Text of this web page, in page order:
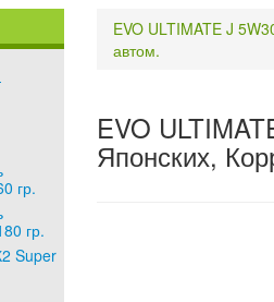
гр.
гр.
Super
EVO ULTIMATE J
автом.
EVO
Японских,